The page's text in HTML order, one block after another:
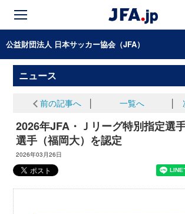
公益財団法人 日本サッカー協会（JFA）
ニュース
前の記事へ 一覧へ
2026年JFA・Ｊリーグ特別指定選
選手（福岡大）を認定
2026年03月26日